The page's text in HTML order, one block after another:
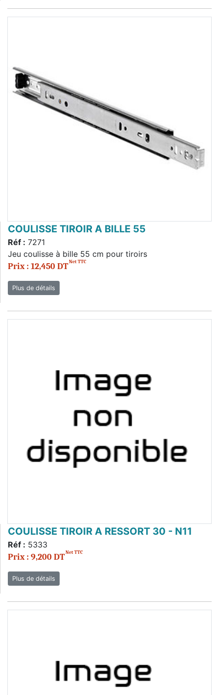
COULISSE TIROIR A BILLE 55
Réf : 7271
Jeu coulisse à bille 55 cm pour tiroirs
Prix : 12,450 DTNet TTC
Plus de détails
COULISSE TIROIR A RESSORT 30 - N11
Réf : 5333
Prix : 9,200 DTNet TTC
Plus de détails